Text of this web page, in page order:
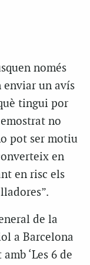
només
enviar un avís
tingui por
no
pot ser motiu
en
en risc els
de la
a Barcelona
‘Les 6 de